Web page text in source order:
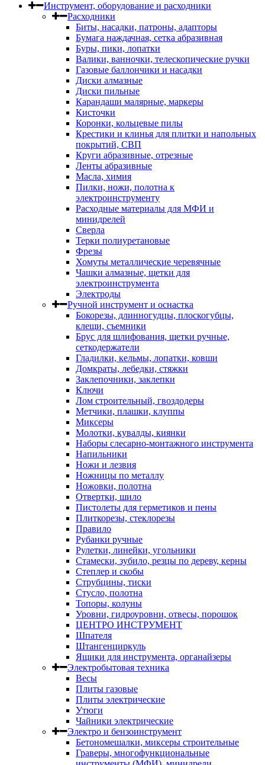
Инструмент, оборудование и расходники
Расходники
Биты, насадки, патроны, адапторы
Бумага наждачная, сетка абразивная
Буры, пики, лопатки
Валики, ванночки, телескопические ручки
Газовые баллончики и насадки
Диски алмазные
Диски пильные
Карандаши малярные, маркеры
Кисточки
Коронки, кольцевые пилы
Крестики и клинья для плитки и напольных
покрытий, СВП
Круги абразивные, отрезные
Ленты абразивные
Масла, химия
Пилки, ножи, полотна к
электроинструменту
Расходные материалы для МФИ и
минидрелей
Сверла
Терки полиуретановые
Фрезы
Хомуты металлические черевячные
Чашки алмазные, щетки для
электроинструмента
Электроды
Ручной инструмент и оснастка
Бокорезы, длинногудцы, плоскогубцы,
клещи, съемники
Брус для шлифования, щетки ручные,
сеткодержатели
Гладилки, кельмы, лопатки, ковши
Домкраты, лебедки, стяжки
Заклепочники, заклепки
Ключи
Лом строительный, гвоздодеры
Метчики, плашки, клуппы
Миксеры
Молотки, кувалды, киянки
Наборы слесарно-монтажного инструмента
Напильники
Ножи и лезвия
Ножницы по металлу
Ножовки, полотна
Отвертки, шило
Пистолеты для герметиков и пены
Плиткорезы, стеклорезы
Правило
Рубанки ручные
Рулетки, линейки, угольники
Стамески, зубило, резцы по дереву, керны
Степлер и скобы
Струбцины, тиски
Стусло, полотна
Топоры, колуны
Уровни, гидроуровни, отвесы, порошок
ЦЕНТРО ИНСТРУМЕНТ
Шпателя
Штангенциркуль
Ящики для инструмента, органайзеры
Электробытовая техника
Весы
Плиты газовые
Плиты электрические
Утюги
Чайники электрические
Электро и бензоинструмент
Бетономешалки, миксеры строительные
Граверы, многофункциональные